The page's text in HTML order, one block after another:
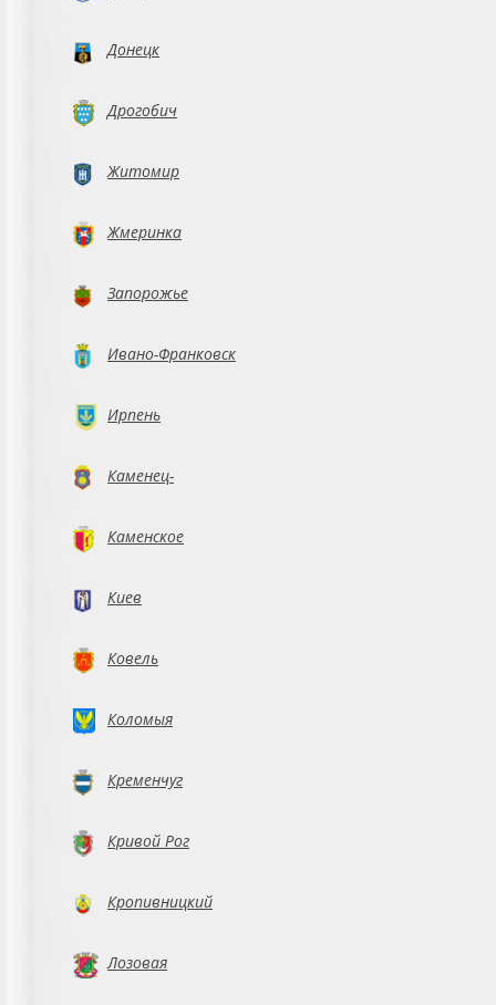
Донецк
Дрогобич
Житомир
Жмеринка
Запорожье
Ивано-Франковск
Ирпень
Каменец-
Каменское
Киев
Ковель
Коломыя
Кременчуг
Кривой Рог
Кропивницкий
Лозовая